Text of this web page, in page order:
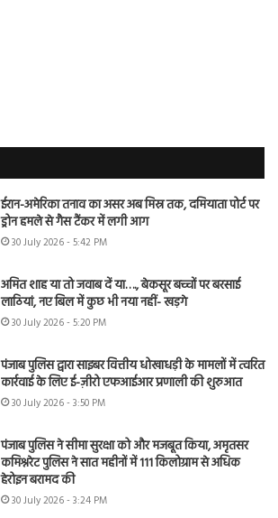
ईरान-अमेरिका तनाव का असर अब मिस्र तक, दमियाता पोर्ट पर
ड्रोन हमले से गैस टैंकर में लगी आग
30 July 2026 - 5:42 PM
अमित शाह या तो जवाब दें या…., बेकसूर बच्चों पर बरसाई
लाठियां, नए बिल में कुछ भी नया नहीं- खड़गे
30 July 2026 - 5:20 PM
पंजाब पुलिस द्वारा साइबर वित्तीय धोखाधड़ी के मामलों में त्वरित
कार्रवाई के लिए ई-ज़ीरो एफआईआर प्रणाली की शुरुआत
30 July 2026 - 3:50 PM
पंजाब पुलिस ने सीमा सुरक्षा को और मजबूत किया, अमृतसर
कमिश्नरेट पुलिस ने सात महीनों में 111 किलोग्राम से अधिक
हेरोइन बरामद की
30 July 2026 - 3:24 PM